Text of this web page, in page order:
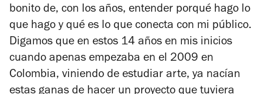
bonito de, con los años, entender porqué hago lo
que hago y qué es lo que conecta con mi público.
Digamos que en estos 14 años en mis inicios
cuando apenas empezaba en el 2009 en
Colombia, viniendo de estudiar arte, ya nacían
estas ganas de hacer un proyecto que tuviera